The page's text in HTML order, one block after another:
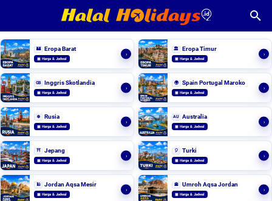
🏰 Eropa Barat
▣ Harga & Jadwal
›
🏛️ Eropa Timur
▣ Harga & Jadwal
›
GB Inggris Skotlandia
▣ Harga & Jadwal
›
🌍 Spain Portugal Maroko
▣ Harga & Jadwal
›
❄️ Rusia
▣ Harga & Jadwal
›
AU Australia
▣ Harga & Jadwal
›
⛩️ Jepang
▣ Harga & Jadwal
›
🎈 Turki
▣ Harga & Jadwal
›
🕌 Jordan Aqsa Mesir
▣ Harga & Jadwal
›
🕋 Umroh Aqsa Jordan
▣ Harga & Jadwal
›